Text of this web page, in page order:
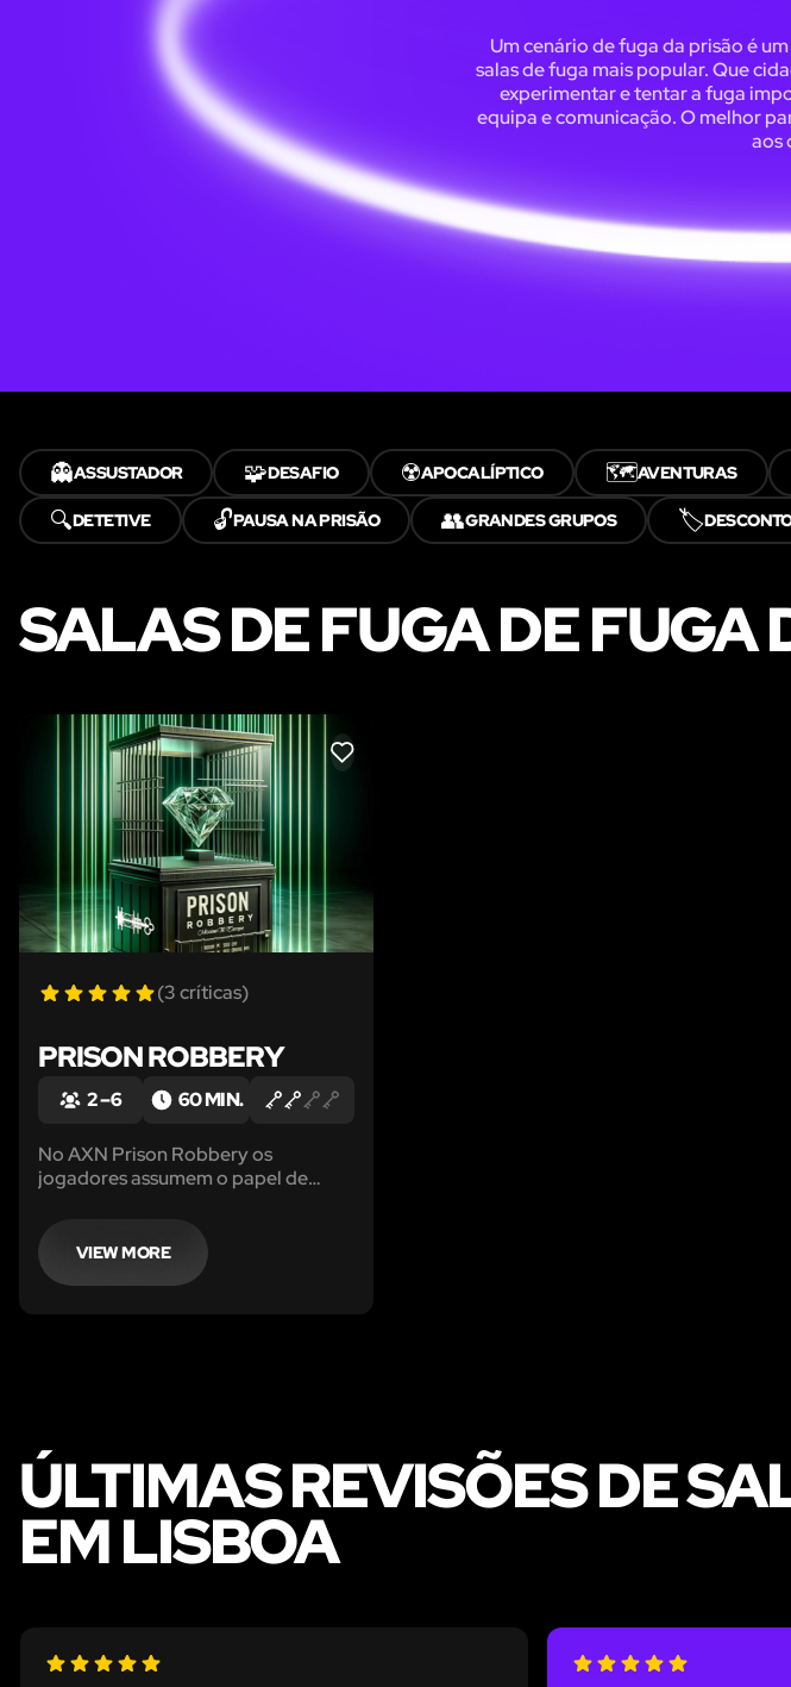
Um cenário de fuga da prisão é
salas de fuga mais popular. Que
experimentar e tentar a fuga
equipa e comunicação. O melhor
aos
👻ASSUSTADOR 🧩DESAFIO ☢️APOCALÍPTICO 🗺️AVENTURAS
🔍DETETIVE 🔓PAUSA NA PRISÃO 👥GRANDES GRUPOS 🏷️
SALAS DE FUGA DE FUGA
LIKE
(3 críticas)
PRISON ROBBERY
2 – 6 60 MIN.
No AXN Prison Robbery os
jogadores assumem o papel de
numa prisão de alta segurança,
famosa por ser impenetrável.
VIEW MORE
ÚLTIMAS REVISÕES DE
EM LISBOA